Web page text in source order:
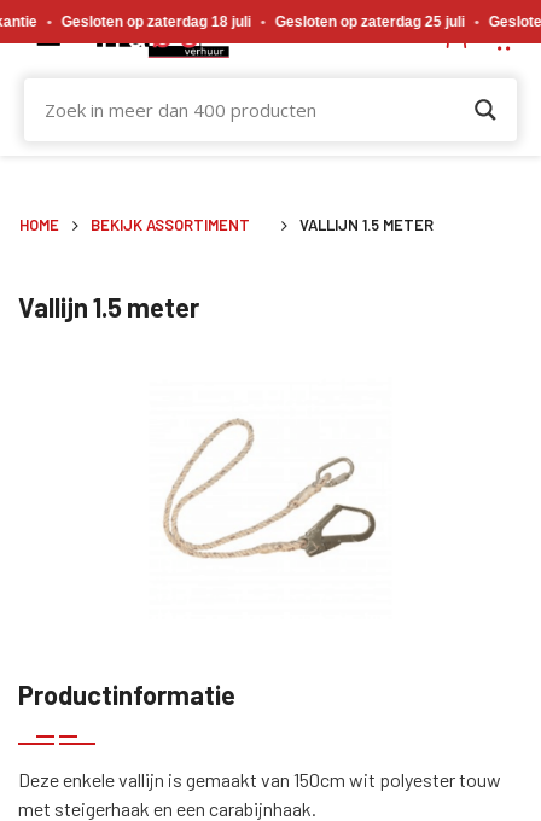
op zaterdag 18 juli • Gesloten op zaterdag 25 juli • Gesloten op
HOME BEKIJK ASSORTIMENT VALLIJN 1.5 METER
Vallijn 1.5 meter
Productinformatie
Deze enkele vallijn is gemaakt van 150cm wit polyester touw
met steigerhaak en een carabijnhaak.